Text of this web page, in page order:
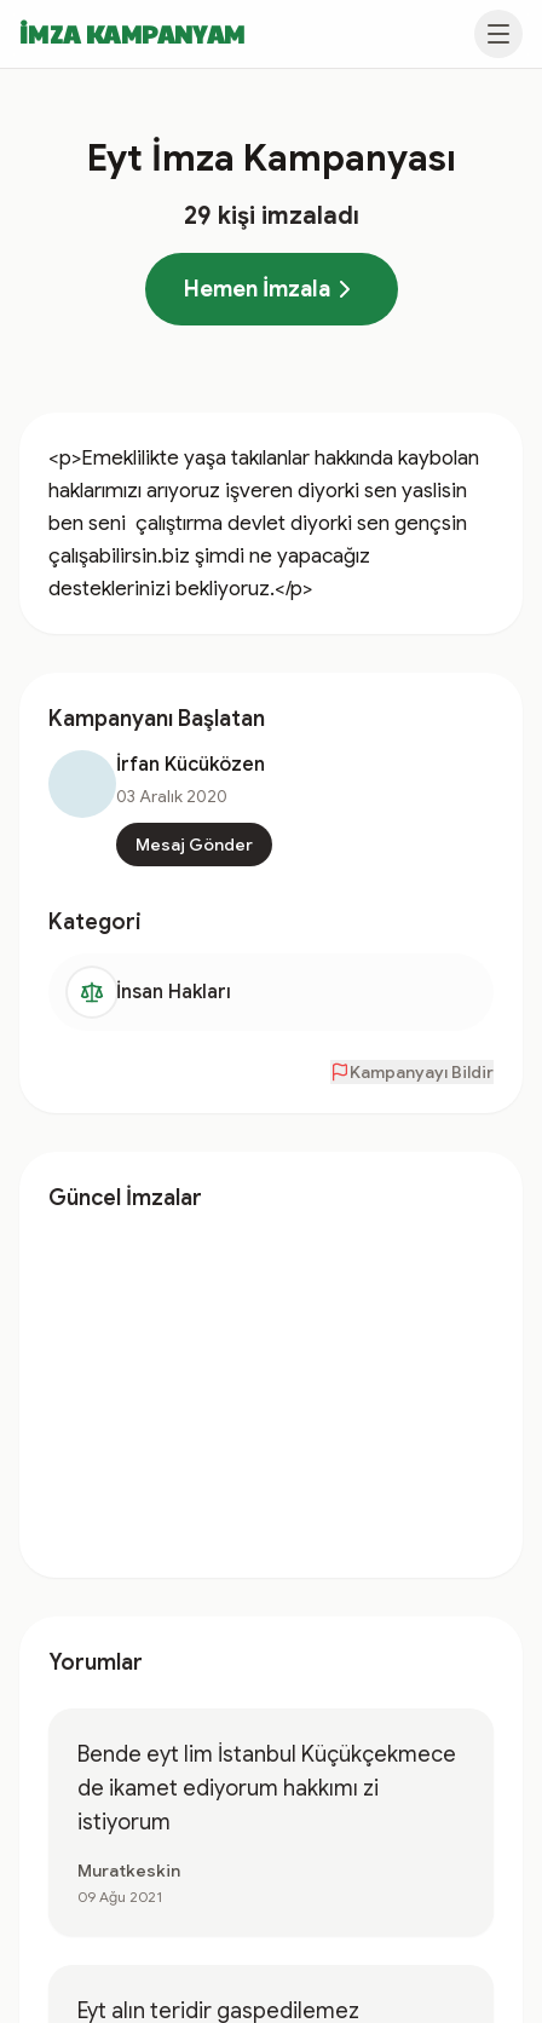
İMZA KAMPANYAM
Eyt İmza Kampanyası
29 kişi imzaladı
Hemen İmzala
<p>Emeklilikte yaşa takılanlar hakkında kaybolan
haklarımızı arıyoruz işveren diyorki sen yaslisin
ben seni  çalıştırma devlet diyorki sen gençsin
çalışabilirsin.biz şimdi ne yapacağız
desteklerinizi bekliyoruz.</p>
Kampanyanı Başlatan
İrfan Kücüközen
03 Aralık 2020
Mesaj Gönder
Kategori
İnsan Hakları
Kampanyayı Bildir
Güncel İmzalar
Yorumlar
Bende eyt lim İstanbul Küçükçekmece
de ikamet ediyorum hakkımı zi
istiyorum
Muratkeskin
09 Ağu 2021
Eyt alın teridir gaspedilemez